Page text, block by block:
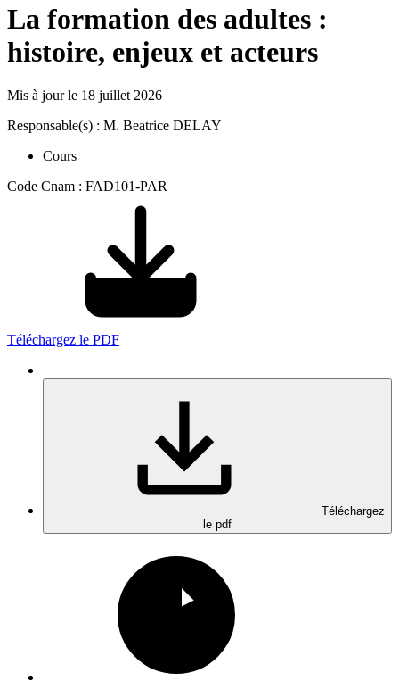
La formation des adultes :
histoire, enjeux et acteurs
Mis à jour le 18 juillet 2026
Responsable(s) : M. Beatrice DELAY
Cours
Code Cnam : FAD101-PAR
Téléchargez le PDF
Téléchargez
le pdf